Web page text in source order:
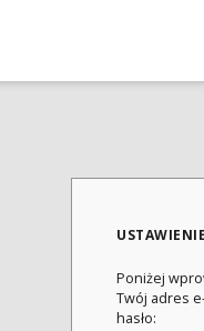
Poniżej
Twój adres
hasło: